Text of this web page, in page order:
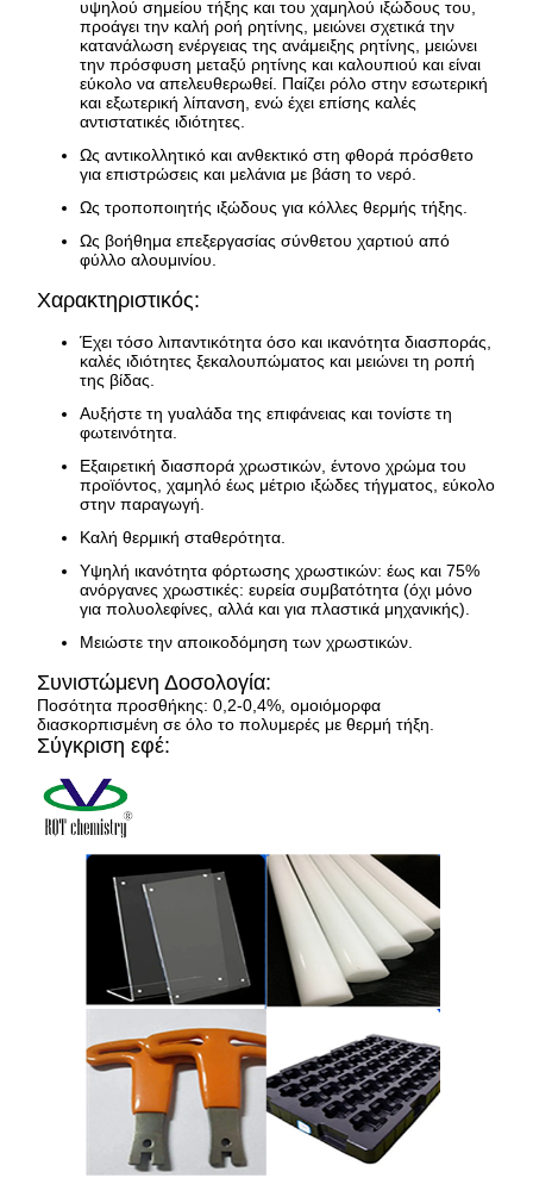
υψηλού σημείου τήξης και του χαμηλού ιξώδους του,
προάγει την καλή ροή ρητίνης, μειώνει σχετικά την
κατανάλωση ενέργειας της ανάμειξης ρητίνης, μειώνει
την πρόσφυση μεταξύ ρητίνης και καλουπιού και είναι
εύκολο να απελευθερωθεί. Παίζει ρόλο στην εσωτερική
και εξωτερική λίπανση, ενώ έχει επίσης καλές
αντιστατικές ιδιότητες.
Ως αντικολλητικό και ανθεκτικό στη φθορά πρόσθετο
για επιστρώσεις και μελάνια με βάση το νερό.
Ως τροποποιητής ιξώδους για κόλλες θερμής τήξης.
Ως βοήθημα επεξεργασίας σύνθετου χαρτιού από
φύλλο αλουμινίου.
Χαρακτηριστικός:
Έχει τόσο λιπαντικότητα όσο και ικανότητα διασποράς,
καλές ιδιότητες ξεκαλουπώματος και μειώνει τη ροπή
της βίδας.
Αυξήστε τη γυαλάδα της επιφάνειας και τονίστε τη
φωτεινότητα.
Εξαιρετική διασπορά χρωστικών, έντονο χρώμα του
προϊόντος, χαμηλό έως μέτριο ιξώδες τήγματος, εύκολο
στην παραγωγή.
Καλή θερμική σταθερότητα.
Υψηλή ικανότητα φόρτωσης χρωστικών: έως και 75%
ανόργανες χρωστικές: ευρεία συμβατότητα (όχι μόνο
για πολυολεφίνες, αλλά και για πλαστικά μηχανικής).
Μειώστε την αποικοδόμηση των χρωστικών.
Συνιστώμενη Δοσολογία:
Ποσότητα προσθήκης: 0,2-0,4%, ομοιόμορφα
διασκορπισμένη σε όλο το πολυμερές με θερμή τήξη.
Σύγκριση εφέ: